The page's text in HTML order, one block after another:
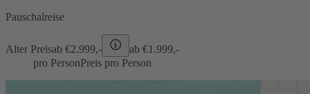
Pauschalreise
Alter Preisab €2.999,- ab €1.999,-
pro PersonPreis pro Person